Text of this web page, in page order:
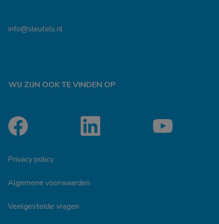
info@sleutels.nl
WIJ ZIJN OOK TE VINDEN OP
Privacy policy
Algemene voorwaarden
Veelgestelde vragen